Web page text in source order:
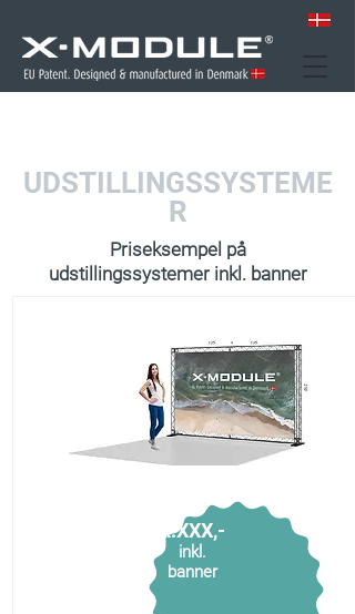
UDSTILLINGSSYSTEME
R
Priseksempel på
udstillingssystemer inkl. banner
X.XXX,-
inkl.
banner